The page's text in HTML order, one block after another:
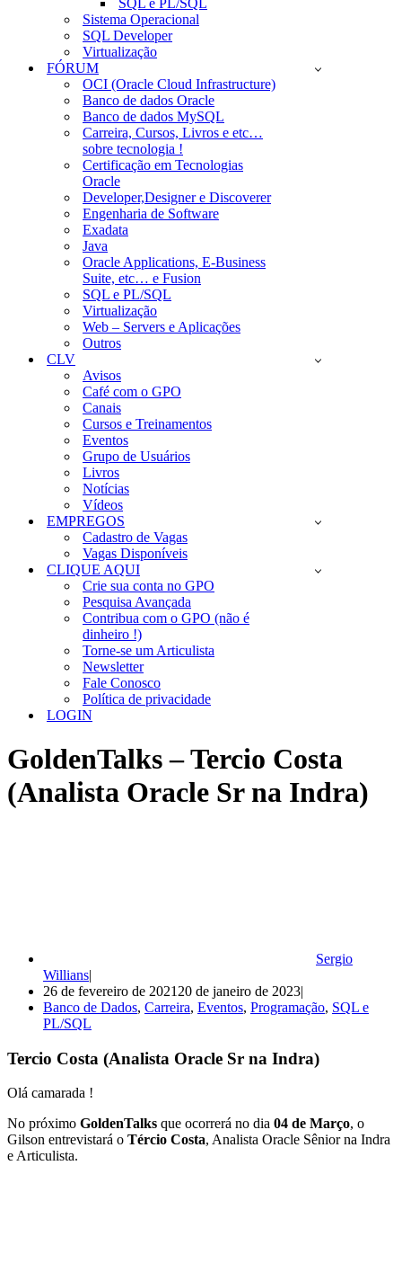
SQL e PL/SQL
Sistema Operacional
SQL Developer
Virtualização
FÓRUM
OCI (Oracle Cloud Infrastructure)
Banco de dados Oracle
Banco de dados MySQL
Carreira, Cursos, Livros e etc…
sobre tecnologia !
Certificação em Tecnologias
Oracle
Developer,Designer e Discoverer
Engenharia de Software
Exadata
Java
Oracle Applications, E-Business
Suite, etc… e Fusion
SQL e PL/SQL
Virtualização
Web – Servers e Aplicações
Outros
CLV
Avisos
Café com o GPO
Canais
Cursos e Treinamentos
Eventos
Grupo de Usuários
Livros
Notícias
Vídeos
EMPREGOS
Cadastro de Vagas
Vagas Disponíveis
CLIQUE AQUI
Crie sua conta no GPO
Pesquisa Avançada
Contribua com o GPO (não é
dinheiro !)
Torne-se um Articulista
Newsletter
Fale Conosco
Política de privacidade
LOGIN
GoldenTalks – Tercio Costa
(Analista Oracle Sr na Indra)
Sergio
Willians
26 de fevereiro de 2021 20 de janeiro de 2023
Banco de Dados, Carreira, Eventos, Programação, SQL e
PL/SQL
Tercio Costa (Analista Oracle Sr na Indra)
Olá camarada !
No próximo GoldenTalks que ocorrerá no dia 04 de Março, o
Gilson entrevistará o Tércio Costa, Analista Oracle Sênior na Indra
e Articulista.